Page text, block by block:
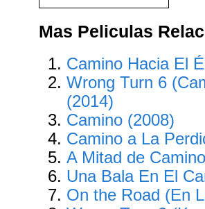
Mas Peliculas
Camino Hacia El
Wrong Turn 6
(2014)
Camino (2008)
Camino a La
A Mitad de
Una Bala En El
On the Road (En